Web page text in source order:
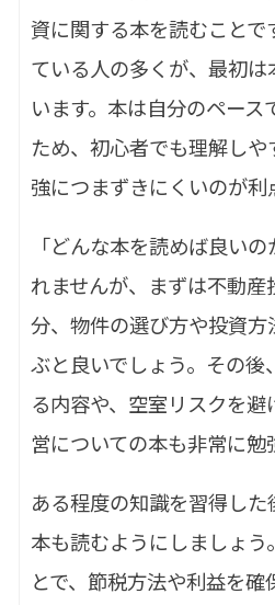
資に関する本を読むことで
ている人の多くが、最初
います。本は自分のペース
ため、初心者でも理解し
強につまずきにくいのが利
「どんな本を読めば良い
れませんが、まずは不動
分、物件の選び方や投資
ぶと良いでしょう。その後
る内容や、空室リスクを
営についての本も非常に勉
ある程度の知識を習得し
本も読むようにしましょう
とで、節税方法や利益を